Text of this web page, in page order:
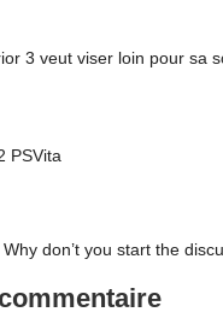
3 veut viser loin pour sa
PSVita
don’t you start the